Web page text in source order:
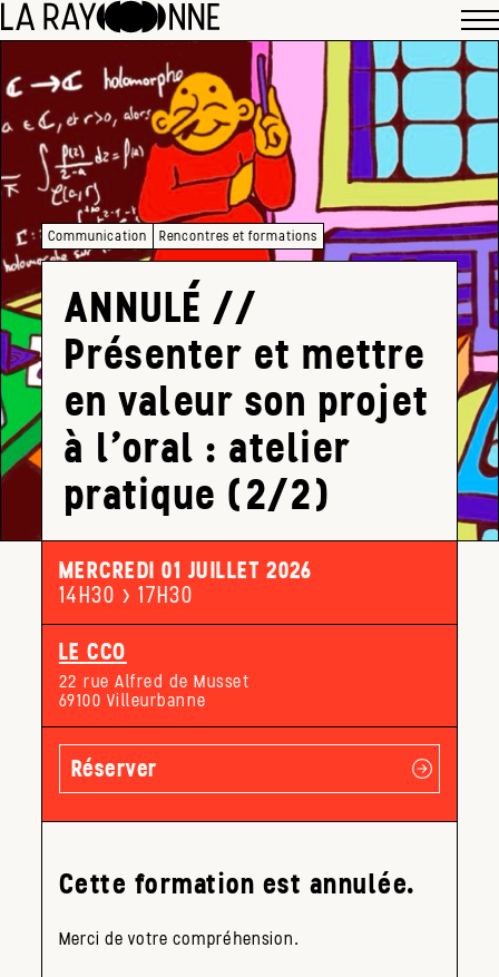
Communication Rencontres et formations
ANNULÉ //
Présenter et mettre
en valeur son projet
à l’oral : atelier
pratique (2/2)
MERCREDI 01 JUILLET 2026
14H30 > 17H30
LE CCO
22 rue Alfred de Musset
69100 Villeurbanne
Réserver
Cette formation est annulée.
Merci de votre compréhension.